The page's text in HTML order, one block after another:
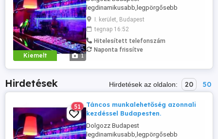
Kiemelt 1
legdinamikusabb,legpörgősebb
csapatában. Mamboclub . A főváros
legtrendibb klubja tárt karokkal várja
lányok jelentkezését.
I. kerület, Budapest
tegnap 16:52
Hitelesített telefonszám
Naponta frissítve
Hirdetések Hirdetések az oldalon: 20 50
51
Táncos munkalehetőség azonnali
kezdéssel Budapesten.
Dolgozz Budapest
legdinamikusabb,legpörgősebb